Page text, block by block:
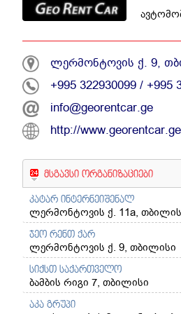
ლერმონტოვის ქ. 9,
+995 322930099 / +995
info@georentcar.ge
http://www.georentcar.ge
მსგავსი ორგანიზაციები
კატარ ინტერნეიშენალ
ლერმონტოვის ქ. 11a,
ჯეო რენთ ქარ
ლერმონტოვის ქ. 9, თბილისი
სიქსთ საქართველო
ბამბის რიგი 7, თბილისი
აკა გრუპი